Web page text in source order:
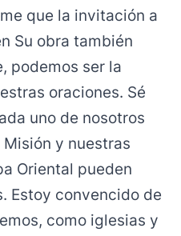
que la invitación a
Su obra también
podemos ser la
oraciones. Sé
uno de nosotros
y nuestras
Oriental pueden
Estoy convencido de
como iglesias y